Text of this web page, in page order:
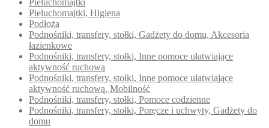
Pieluchomajtki
Pieluchomajtki, Higiena
Podłoża
Podnośniki, transfery, stołki, Gadżety do domu, Akcesoria
łazienkowe
Podnośniki, transfery, stołki, Inne pomoce ułatwiające
aktywność ruchową
Podnośniki, transfery, stołki, Inne pomoce ułatwiające
aktywność ruchową, Mobilność
Podnośniki, transfery, stołki, Pomoce codzienne
Podnośniki, transfery, stołki, Poręcze i uchwyty, Gadżety do
domu